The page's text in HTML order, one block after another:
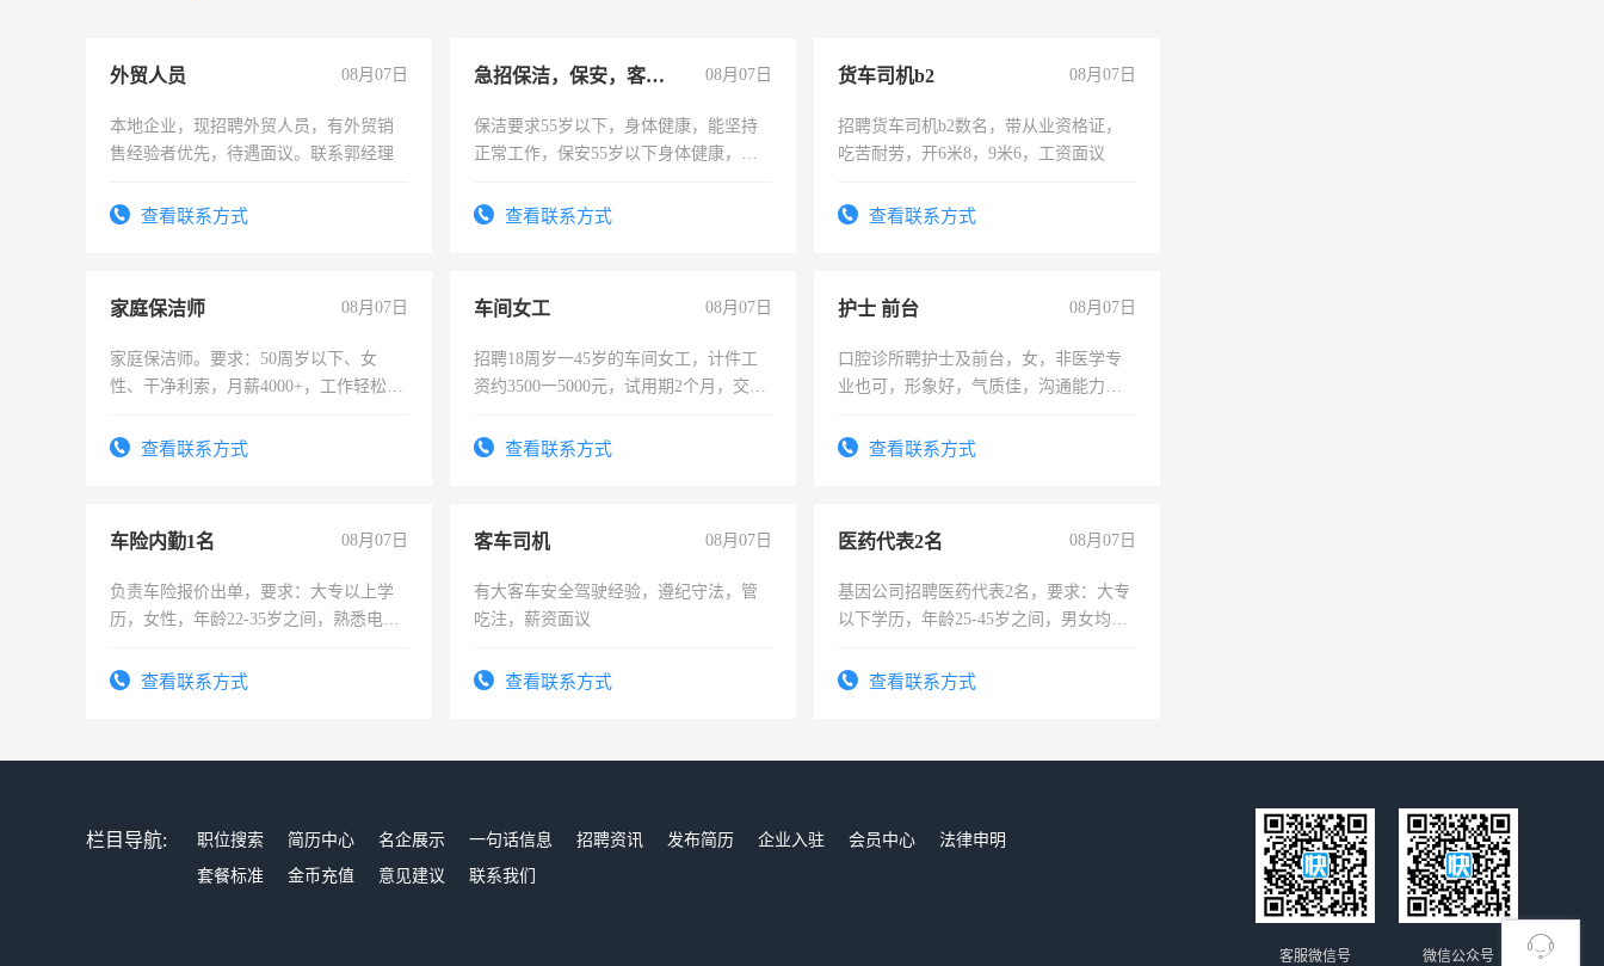
外贸人员 08月07日
本地企业，现招聘外贸人员，有外贸销
售经验者优先，待遇面议。联系郭经理
查看联系方式
急招保洁，保安，客服，工程 08月07日
保洁要求55岁以下，身体健康，能坚持
正常工作，保安55岁以下身体健康，有
录，客服要求45岁以下高中以上文化，
查看联系方式
货车司机b2 08月07日
招聘货车司机b2数名，带从业资格证，
吃苦耐劳，开6米8，9米6，工资面议
查看联系方式
家庭保洁师 08月07日
家庭保洁师。要求：50周岁以下、女
性、干净利索，月薪4000+，工作轻松，
太太等。查看联系方式
车间女工 08月07日
招聘18周岁一45岁的车间女工，计件工
资约3500一5000元，试用期2个月，交五
查看联系方式
护士 前台 08月07日
口腔诊所聘护士及前台，女，非医学专
业也可，形象好，气质佳，沟通能力
查看联系方式
车险内勤1名 08月07日
负责车险报价出单，要求：大专以上学
历，女性，年龄22-35岁之间，熟悉电脑
试用期1-3个月，转正后交纳五险，
查看联系方式
客车司机 08月07日
有大客车安全驾驶经验，遵纪守法，管
吃注，薪资面议
查看联系方式
医药代表2名 08月07日
基因公司招聘医药代表2名，要求：大专
以下学历，年龄25-45岁之间，男女均
表或者有医学资质的优先，底薪+绩效，
查看联系方式
栏目导航: 职位搜索 简历中心 名企展示 一句话信息 招聘资讯 发布简历 企业入驻 会员中心
法律申明
套餐标准
金币充值 意见建议 联系我们
微信公众号
客服微信号